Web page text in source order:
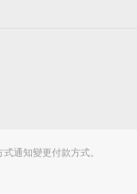
通知變更付款方式。